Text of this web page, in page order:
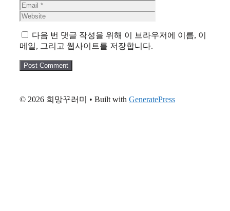
다음 번 댓글 작성을 위해 이 브라우저에 이름, 이
메일, 그리고 웹사이트를 저장합니다.
© 2026 희망꾸러미 • Built with GeneratePress